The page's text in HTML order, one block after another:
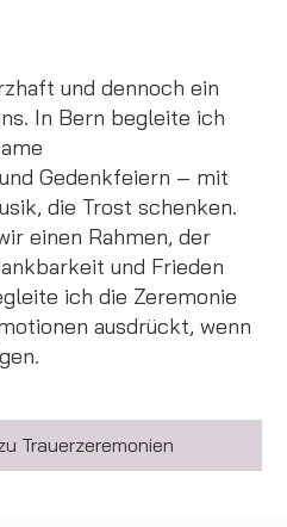
und dennoch ein
In Bern begleite ich
Gedenkfeiern – mit
die Trost schenken.
einen Rahmen, der
und Frieden
ich die Zeremonie
ausdrückt, wenn
Trauerzeremonien